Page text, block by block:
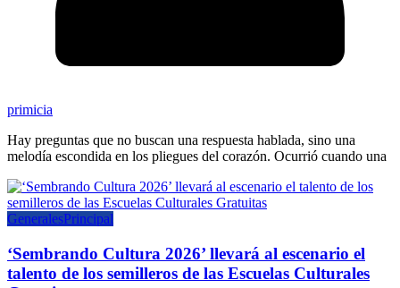
primicia
Hay preguntas que no buscan una respuesta hablada, sino una
melodía escondida en los pliegues del corazón. Ocurrió cuando una
GeneralesPrincipal
‘Sembrando Cultura 2026’ llevará al escenario el
talento de los semilleros de las Escuelas Culturales